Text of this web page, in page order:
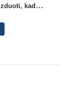
M. Capanas: „Prieš pusmetį negalėjau net įsivaizduoti, kad žaisime prieš „Hajduk“